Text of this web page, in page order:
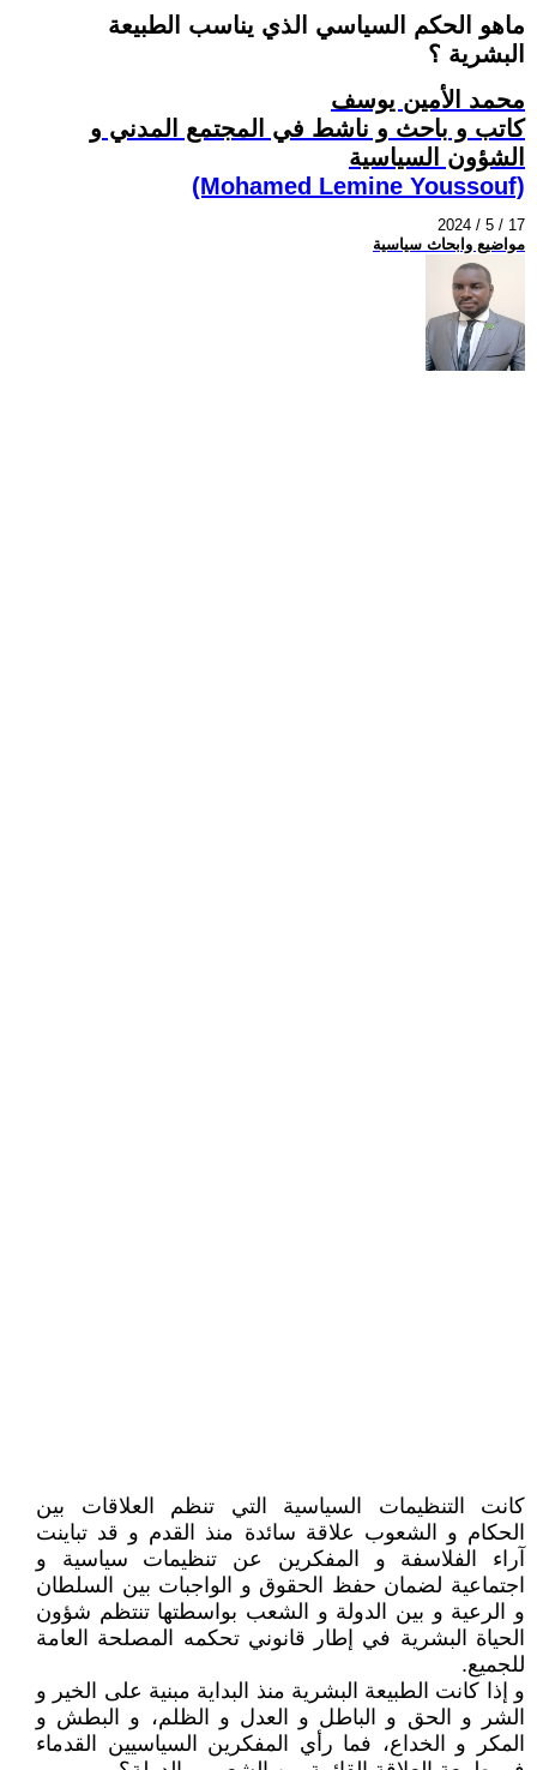
ماهو الحكم السياسي الذي يناسب الطبيعة
البشرية ؟
محمد الأمين يوسف
كاتب و باحث و ناشط في المجتمع المدني و
الشؤون السياسية
(Mohamed Lemine Youssouf)
2024 / 5 / 17
مواضيع وابحاث سياسية
كانت التنظيمات السياسية التي تنظم العلاقات بين
الحكام و الشعوب علاقة سائدة منذ القدم و قد تباينت
آراء الفلاسفة و المفكرين عن تنظيمات سياسية و
اجتماعية لضمان حفظ الحقوق و الواجبات بين السلطان
و الرعية و بين الدولة و الشعب بواسطتها تنتظم شؤون
الحياة البشرية في إطار قانوني تحكمه المصلحة العامة
للجميع.
و إذا كانت الطبيعة البشرية منذ البداية مبنية على الخير و
الشر و الحق و الباطل و العدل و الظلم، و البطش و
المكر و الخداع، فما رأي المفكرين السياسيين القدماء